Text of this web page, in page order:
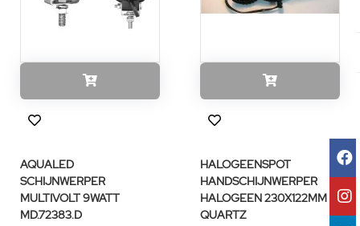
AQUALED
SCHIJNWERPER
MULTIVOLT 9WATT
MD.72383.D
HALOGEENSPOT
HANDSCHIJNWERPER
HALOGEEN 230X122MM
QUARTZ